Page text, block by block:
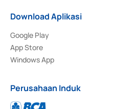
Download Aplikasi
Google Play
App Store
Windows App
Perusahaan Induk